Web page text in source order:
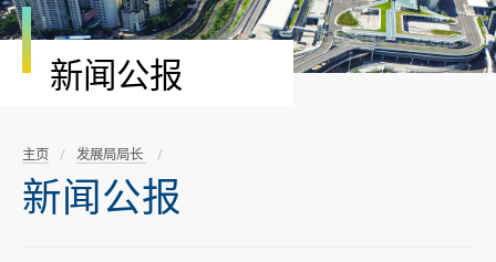
新闻公报
主页 发展局局长
新闻公报